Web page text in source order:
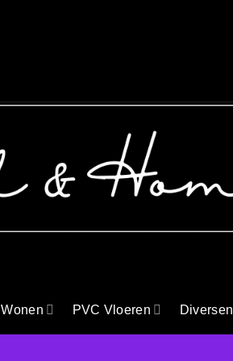
Wonen PVC Vloeren Diversen